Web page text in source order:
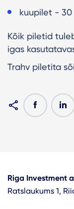
kuupilet - 30
Kõik piletid
igas
Trahv piletita
Riga Investment
Ratslaukums 1,